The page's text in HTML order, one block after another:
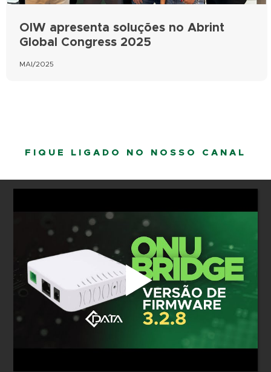
OIW apresenta soluções no Abrint
Global Congress 2025
MAI/2025
FIQUE LIGADO NO NOSSO CANAL